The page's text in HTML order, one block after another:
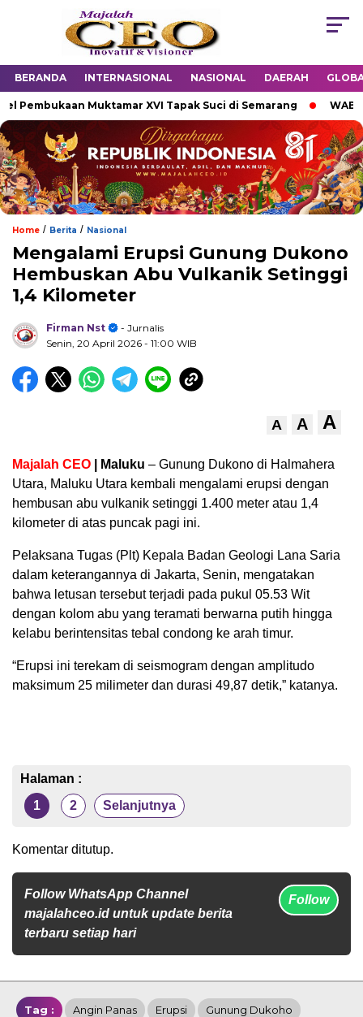
BERANDA INTERNASIONAL NASIONAL DAERAH
Muktamar XVI Tapak Suci di Semarang WABUP
Home / Berita / Nasional
Mengalami Erupsi Gunung Dukono
Hembuskan Abu Vulkanik Setinggi
1,4 Kilometer
Firman Nst
- Jurnalis
Senin, 20 April 2026 - 11:00 WIB
A A A
Majalah CEO | Maluku – Gunung Dukono di Halmahera
Utara, Maluku Utara kembali mengalami erupsi dengan
hembusan abu vulkanik setinggi 1.400 meter atau 1,4
kilometer di atas puncak pagi ini.
Pelaksana Tugas (Plt) Kepala Badan Geologi Lana Saria
dalam keterangannya di Jakarta, Senin, mengatakan
bahwa letusan tersebut terjadi pada pukul 05.53 Wit
dengan kolom abu yang teramati berwarna putih hingga
kelabu berintensitas tebal condong ke arah timur.
“Erupsi ini terekam di seismogram dengan amplitudo
maksimum 25 milimeter dan durasi 49,87 detik,” katanya.
Halaman :
1
2 Selanjutnya
Komentar ditutup.
Follow WhatsApp Channel
majalahceo.id untuk update berita
terbaru setiap hari
Follow
Tag : Angin Panas Erupsi Gunung Dukoho